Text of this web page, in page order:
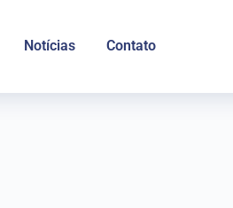
Notícias Contato